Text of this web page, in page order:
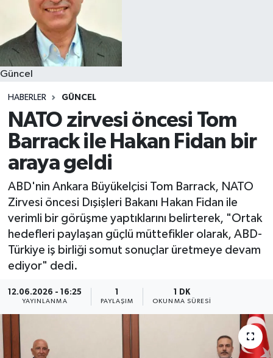
Güncel
HABERLER GÜNCEL
NATO zirvesi öncesi Tom
Barrack ile Hakan Fidan bir
araya geldi
ABD'nin Ankara Büyükelçisi Tom Barrack, NATO
Zirvesi öncesi Dışişleri Bakanı Hakan Fidan ile
verimli bir görüşme yaptıklarını belirterek, "Ortak
hedefleri paylaşan güçlü müttefikler olarak, ABD-
Türkiye iş birliği somut sonuçlar üretmeye devam
ediyor" dedi.
12.06.2026 - 16:25
YAYINLANMA
1
PAYLAŞIM
1 DK
OKUNMA SÜRESI